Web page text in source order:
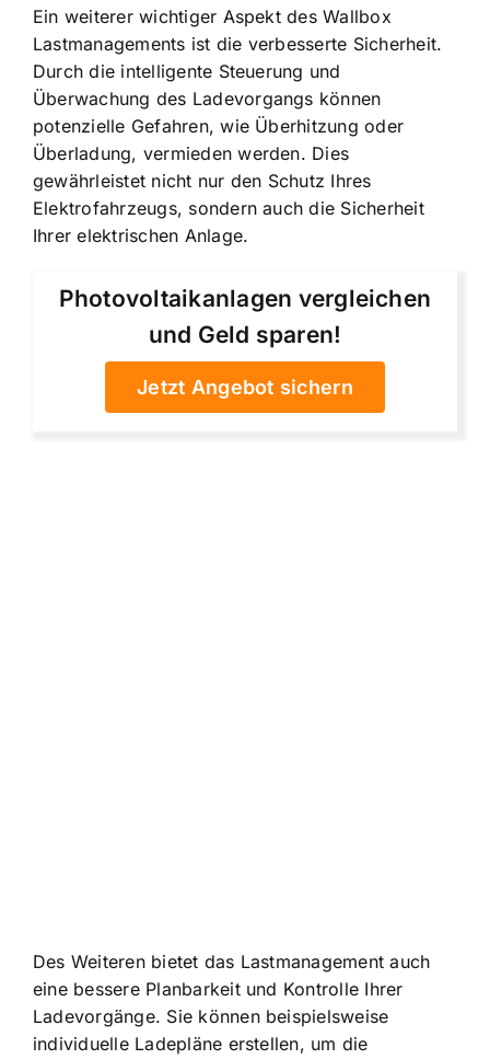
Ein weiterer wichtiger Aspekt des Wallbox
Lastmanagements ist die verbesserte Sicherheit.
Durch die intelligente Steuerung und
Überwachung des Ladevorgangs können
potenzielle Gefahren, wie Überhitzung oder
Überladung, vermieden werden. Dies
gewährleistet nicht nur den Schutz Ihres
Elektrofahrzeugs, sondern auch die Sicherheit
Ihrer elektrischen Anlage.
Photovoltaikanlagen vergleichen
und Geld sparen!
Jetzt Angebot sichern
Des Weiteren bietet das Lastmanagement auch
eine bessere Planbarkeit und Kontrolle Ihrer
Ladevorgänge. Sie können beispielsweise
individuelle Ladepläne erstellen, um die